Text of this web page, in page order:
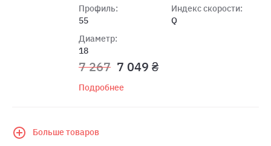
Профиль:
55
Диаметр:
18
Индекс скорости:
Q
7 267 7 049 ₴
Подробнее
Больше товаров